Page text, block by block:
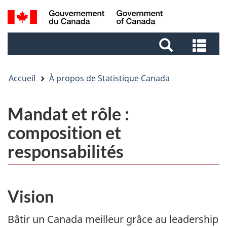
Passer
au
Gestionnaire
Aller
au
Aller
au
Passer
à
Recherche
et
et
Accueil À propos de Statistique Canada
Mandat et rôle :
composition et
responsabilités
Vision
Bâtir un Canada meilleur grâce au leadership